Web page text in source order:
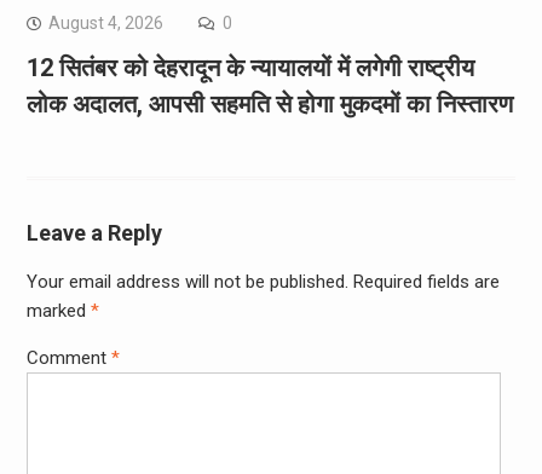
August 4, 2026 0
12 सितंबर को देहरादून के न्यायालयों में लगेगी राष्ट्रीय
लोक अदालत, आपसी सहमति से होगा मुकदमों का निस्तारण
Leave a Reply
Your email address will not be published. Required fields are
marked *
Comment *